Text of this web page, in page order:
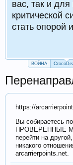
близких,
именно
поддержкой
ВОЙНА
https://
Вы собираетесь
ПРОВЕРЕННЫЕ
перейти на
никакого
arcarrierpoints.net.